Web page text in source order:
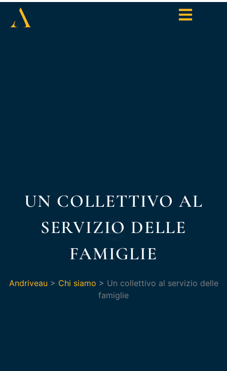
UN COLLETTIVO AL
SERVIZIO DELLE
FAMIGLIE
Andriveau > Chi siamo > Un collettivo al servizio delle
famiglie